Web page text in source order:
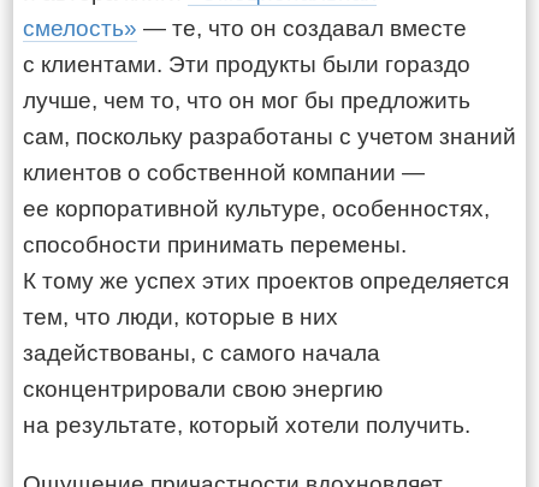
смелость» — те, что он создавал вместе
с клиентами. Эти продукты были гораздо
лучше, чем то, что он мог бы предложить
сам, поскольку разработаны с учетом знаний
клиентов о собственной компании —
ее корпоративной культуре, особенностях,
способности принимать перемены.
К тому же успех этих проектов определяется
тем, что люди, которые в них
задействованы, с самого начала
сконцентрировали свою энергию
на результате, который хотели получить.